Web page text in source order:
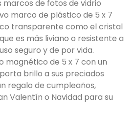
marcos de fotos de vidrio
marco de plástico de 5 x 7
transparente como el cristal
es más liviano o resistente a
seguro y de por vida.
magnético de 5 x 7 con un
brillo a sus preciados
regalo de cumpleaños,
Valentín o Navidad para su